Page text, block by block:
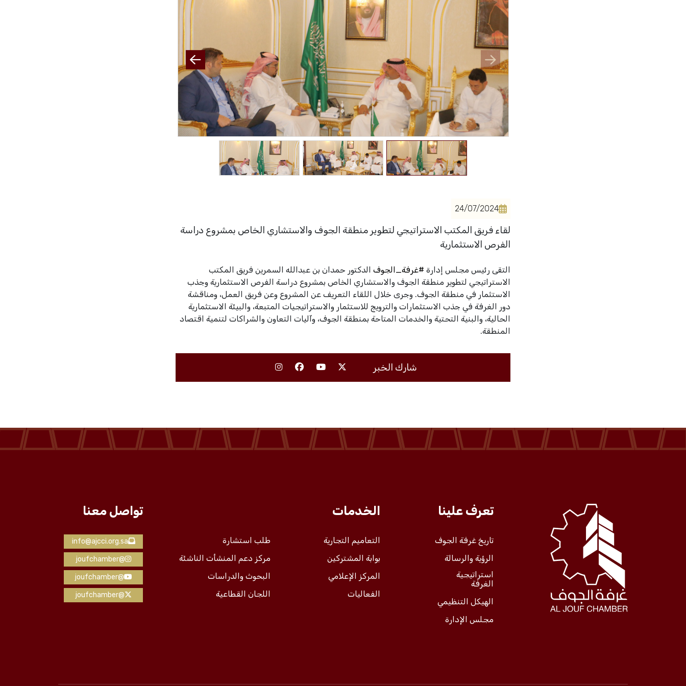
24/07/2024
لقاء فريق المكتب الاستراتيجي لتطوير منطقة الجوف والاستشاري الخاص بمشروع دراسة
الفرص الاستثمارية
التقى رئيس مجلس إدارة #غرفة_الجوف الدكتور حمدان بن عبدالله السمرين فريق المكتب
الاستراتيجي لتطوير منطقة الجوف والاستشاري الخاص بمشروع دراسة الفرص الاستثمارية وجذب
الاستثمار في منطقة الجوف. وجرى خلال اللقاء التعريف عن المشروع وعن فريق العمل، ومناقشة
دور الغرفة في جذب الاستثمارات والترويج للاستثمار والاستراتيجيات المتبعة، والبيئة الاستثمارية
الحالية، والبنية التحتية والخدمات المتاحة بمنطقة الجوف، وآليات التعاون والشراكات لتنمية اقتصاد
المنطقة.
شارك الخبر
تعرف علينا
تاريخ غرفة الجوف
الرؤية والرسالة
استراتيجية
الغرفة
الهيكل التنظيمي
مجلس الإدارة
الخدمات
التعاميم التجارية
طلب استشارة
بوابة المشتركين
مركز دعم المنشأت الناشئة
المركز الإعلامي
البحوث والدراسات
الفعاليات
اللجان القطاعية
تواصل معنا
info@ajcci.org.sa
@joufchamber
@joufchamber
@joufchamber